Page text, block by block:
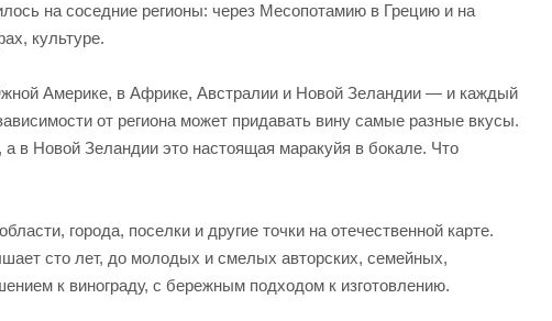
на соседние регионы: через Месопотамию в Грецию и на
культуре.
Америке, в Африке, Австралии и Новой Зеландии — и каждый
от региона может придавать вину самые разные вкусы.
в Новой Зеландии это настоящая маракуйя в бокале. Что
города, поселки и другие точки на отечественной карте.
сто лет, до молодых и смелых авторских, семейных,
к винограду, с бережным подходом к изготовлению.